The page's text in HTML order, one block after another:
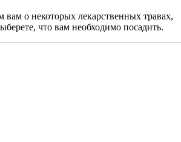
о некоторых лекарственных травах,
что вам необходимо по­садить.